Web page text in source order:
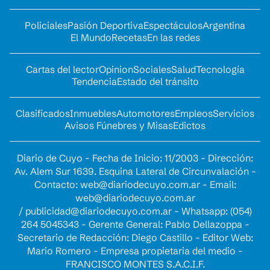
PolicialesPasión DeportivaEspectáculosArgentina
El MundoRecetasEn las redes
Cartas del lectorOpinionSocialesSaludTecnología
TendenciaEstado del tránsito
ClasificadosInmueblesAutomotoresEmpleosServicios
Avisos Fúnebres y MisasEdictos
Diario de Cuyo - Fecha de Inicio: 11/2003 - Dirección:
Av. Alem Sur 1639. Esquina Lateral de Circunvalación -
Contacto: web@diariodecuyo.com.ar- Email:
web@diariodecuyo.com.ar
/ publicidad@diariodecuyo.com.ar- Whatsapp: (054)
264 5045343 - Gerente General: Pablo Dellazoppa -
Secretario de Redacción: Diego Castillo - Editor Web:
Mario Romero - Empresa propietaria del medio -
FRANCISCO MONTES S.A.C.I.F.